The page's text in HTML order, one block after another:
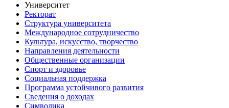
Университет
Ректорат
Структура университета
Международное сотрудничество
Культура, искусство, творчество
Направления деятельности
Общественные организации
Спорт и здоровье
Социальная поддержка
Программа устойчивого развития
Сведения о доходах
Символика